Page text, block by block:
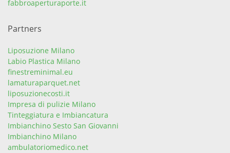
fabbroaperturaporte.it
Partners
Liposuzione Milano
Labio Plastica Milano
finestreminimal.eu
lamaturaparquet.net
liposuzionecosti.it
Impresa di pulizie Milano
Tinteggiatura e Imbiancatura
Imbianchino Sesto San Giovanni
Imbianchino Milano
ambulatoriomedico.net